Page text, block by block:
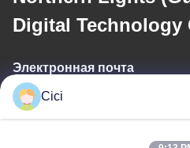
Digital Technology
Электронная почта
Cici